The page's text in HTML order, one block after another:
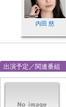
内田 慈
出演予定／関連番組